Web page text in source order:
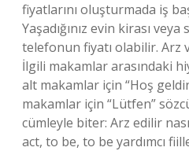
fiyatlarını oluşturmada iş
Yaşadığınız evin kirası veya
telefonun fiyatı olabilir. Arz
İlgili makamlar arasındaki
alt makamlar için “Hoş
makamlar için “Lütfen”
cümleyle biter: Arz edilir
act, to be, to be yardımcı